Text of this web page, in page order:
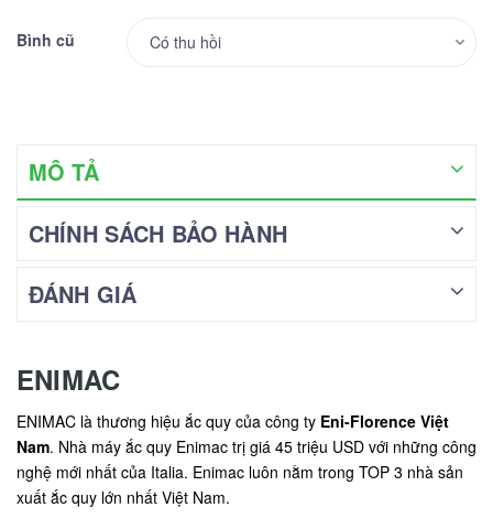
Bình cũ
MÔ TẢ
CHÍNH SÁCH BẢO HÀNH
ĐÁNH GIÁ
ENIMAC
ENIMAC là thương hiệu ắc quy của công ty Eni-Florence Việt
Nam. Nhà máy ắc quy Enimac trị giá 45 triệu USD với những công
nghệ mới nhất của Italia. Enimac luôn nằm trong TOP 3 nhà sản
xuất ắc quy lớn nhất Việt Nam.